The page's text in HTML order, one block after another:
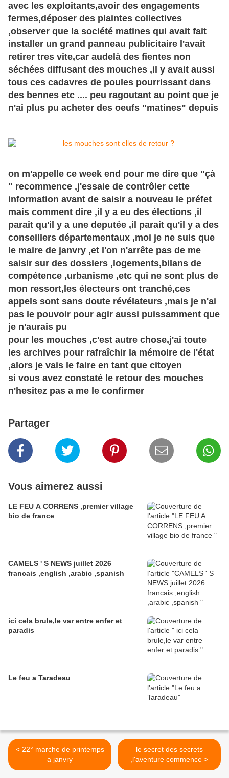
avec les exploitants,avoir des engagements
fermes,déposer des plaintes collectives
,observer que la société matines qui avait fait
installer un grand panneau publicitaire l'avait
retirer tres vite,car audelà des fientes non
séchées diffusant des mouches ,il y avait aussi
tous ces cadavres de poules pourrissant dans
des bennes etc .... peu ragoutant au point que je
n'ai plus pu acheter des oeufs "matines" depuis
on m'appelle ce week end pour me dire que "çà
" recommence ,j'essaie de contrôler cette
information avant de saisir a nouveau le préfet
mais comment dire ,il y a eu des élections ,il
parait qu'il y a une deputée ,il parait qu'il y a des
conseillers départementaux ,moi je ne suis que
le maire de janvry ,et l'on n'arrête pas de me
saisir sur des dossiers ,logements,bilans de
compétence ,urbanisme ,etc qui ne sont plus de
mon ressort,les électeurs ont tranché,ces
appels sont sans doute révélateurs ,mais je n'ai
pas le pouvoir pour agir aussi puissamment que
je n'aurais pu
pour les mouches ,c'est autre chose,j'ai toute
les archives pour rafraîchir la mémoire de l'état
,alors je vais le faire en tant que citoyen
si vous avez constaté le retour des mouches
n'hesitez pas a me le confirmer
Partager
Vous aimerez aussi
LE FEU A CORRENS ,premier village
bio de france
CAMELS ' S NEWS juillet 2026
francais ,english ,arabic ,spanish
ici cela brule,le var entre enfer et
paradis
Le feu a Taradeau
< 22° marche de printemps
a janvry
le secret des secrets
,l'aventure commence >